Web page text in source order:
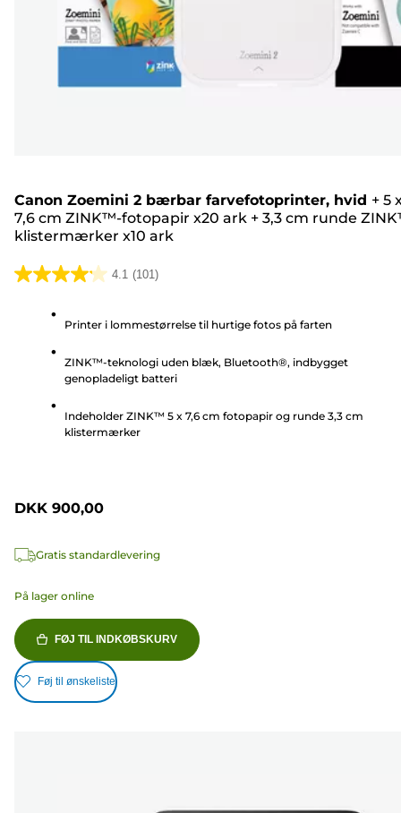
Canon Zoemini 2 bærbar farvefotoprinter, hvid + 5
7,6 cm ZINK™-fotopapir x20 ark + 3,3 cm runde
klistermærker x10 ark
4.1 (101)
4.1
stjerner.
anmeldelser
Printer i lommestørrelse til hurtige fotos på farten
ZINK™-teknologi uden blæk, Bluetooth®, indbygget
genopladeligt batteri
Indeholder ZINK™ 5 x 7,6 cm fotopapir og runde 3,3 cm
klistermærker
DKK 900,00
Gratis standardlevering
På lager online
FØJ TIL INDKØBSKURV
Føj til ønskeliste